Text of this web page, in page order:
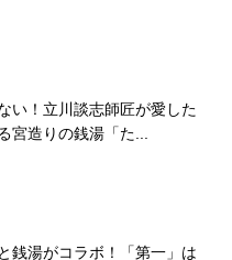
い！立川談志師匠が愛した
宮造りの銭湯「た...
銭湯がコラボ！「第一」は